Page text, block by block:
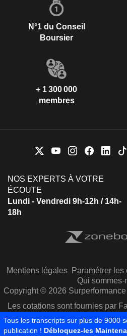
N°1 du Conseil
Boursier
+ 1 300 000
membres
NOS EXPERTS À VOTRE
ÉCOUTE
Lundi - Vendredi 9h-12h / 14h-
18h
Mentions légales Paramétrer les
Qui sommes-
Copyright © 2026
Les cotations sont fournies par
Capital IQ
Tous les transcripts sur plus de 9000
publication ! Débloquez-les